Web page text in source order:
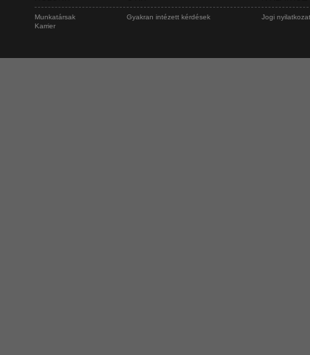
Munkatársak
Karrier
Gyakran intézett kérdések Jogi nyilatkozat